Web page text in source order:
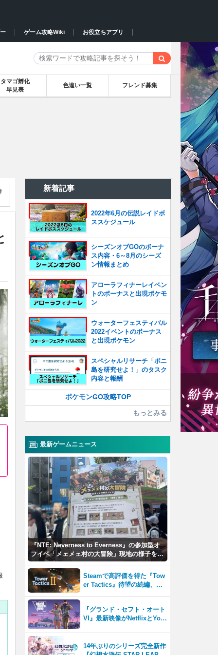
ゲーム攻略Wiki お役立ちアプリ
タマゴ孵化
早見表
色違い一覧 フレンド募集
新着記事
2022年6月の伝説レイドボ
ススケジュール
シーズンオブGOのボーナ
ス内容・6～8月のシーズ
ン情報まとめ
アローラフィナーレイベン
トのボーナスと出現ポケモ
ン
ウォーターフェスティバル
2022イベントのボーナス
と出現ポケモン
スペシャルリサーチ「ポニ
島を研究せよ！」のタスク
内容と報酬
ポケモンGO攻略TOP
もっとみる
最新ゲームニュース
『NTE: Neverness to Everness』の参加型オ
フイベ「メェメェ村の大冒険」現地の様子をレ
ポ！ミニゲームやコスプレイヤー撮影など盛り
だくさん！
Steamで高評価を得た『Tow
er Tactics』待望の続編、『T
『グランド・セフト・オート
VI』最新映像がNetflixとYou
14年ぶりのシリーズ完全新作